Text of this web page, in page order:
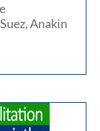
Anakin